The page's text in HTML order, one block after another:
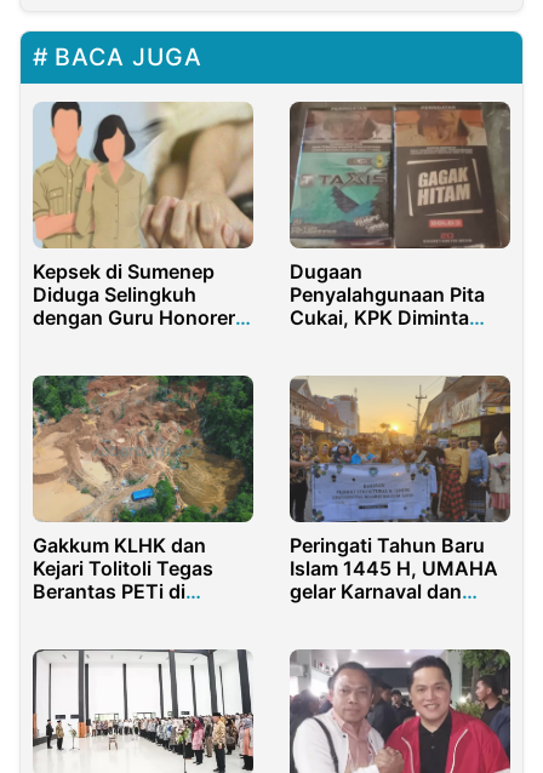
BACA JUGA
Kepsek di Sumenep
Diduga Selingkuh
dengan Guru Honorer,
Dugaan
Penyalahgunaan Pita
Cukai, KPK Diminta
Pemilik Rokok Gagak
Hitam dan Taxis
Gakkum KLHK dan
Kejari Tolitoli Tegas
Berantas PETi di
Berat dan Menetapkan
Tersangka, Warga
Setempat Sampaikan
Terima Kasih
Peringati Tahun Baru
Islam 1445 H, UMAHA
gelar Karnaval dan